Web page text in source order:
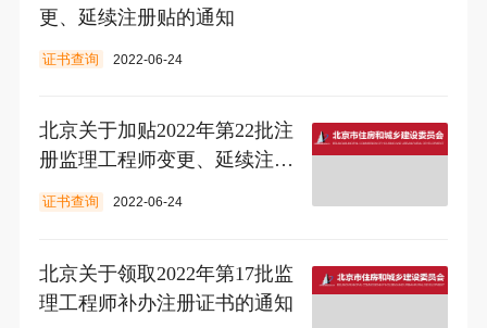
更、延续注册贴的通知
证书查询 2022-06-24
北京关于加贴2022年第22批注
册监理工程师变更、延续注册
贴的通知
证书查询 2022-06-24
北京关于领取2022年第17批监
理工程师补办注册证书的通知